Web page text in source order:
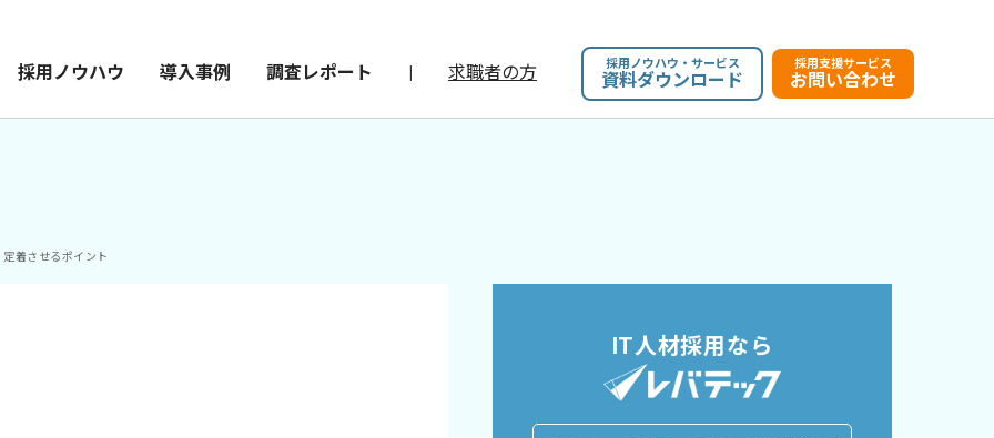
採用ノウハウ 導入事例 調査レポート | 求職者の方 採用ノウハウ・サービス
資料ダウンロード
採用支援サービス
お問い合わせ
着させるポイント
IT人材採用なら